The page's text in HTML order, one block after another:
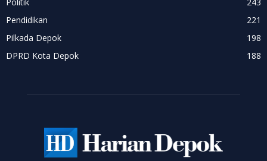
Pendidikan
221
Pilkada Depok
198
DPRD Kota Depok
188